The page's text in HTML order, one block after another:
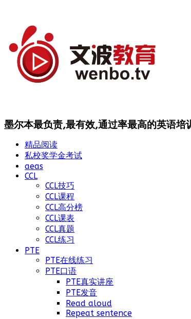
墨尔本最负责,最有效,通过率最高的英语培
精品阅读
私校奖学金考试
aeas
CCL
CCL技巧
CCL课程
CCL高分榜
CCL课表
CCL真题
CCL练习
PTE
PTE在线练习
PTE口语
PTE真实讲座
PTE发音
Read aloud
Repeat sentence